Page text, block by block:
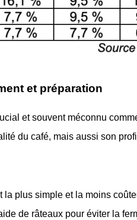
et préparation
et souvent méconnu
du café, mais aussi son
la plus simple et la moins
de râteaux pour éviter la